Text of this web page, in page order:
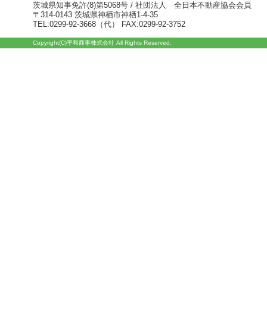
茨城県知事免許(8)第5068号 / 社団法人 全日本不動産協会会員
〒314-0143 茨城県神栖市神栖1-4-35
TEL:0299-92-3668（代） FAX:0299-92-3752
Copyright(C)平和商事株式会社 All Rights Reserved.